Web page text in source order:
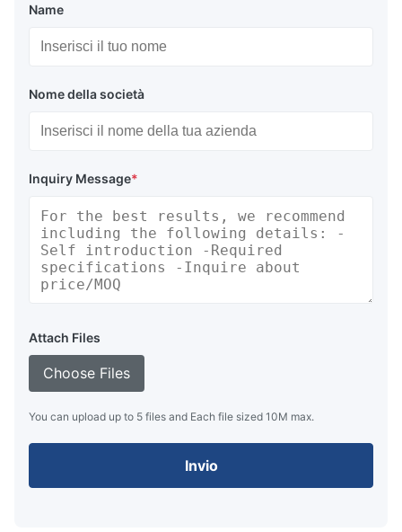
Name
Nome della società
Inquiry Message*
Attach Files
Choose Files
You can upload up to 5 files and Each file sized 10M max.
Invio